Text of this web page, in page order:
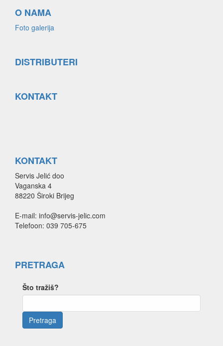
O NAMA
Foto galerija
DISTRIBUTERI
KONTAKT
KONTAKT
Servis Jelić doo
Vaganska 4
88220 Široki Brijeg
E-mail: info@servis-jelic.com
Telefoon: 039 705-675
PRETRAGA
Što tražiš?